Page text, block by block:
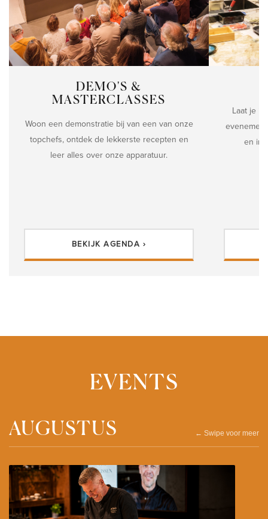
DEMO'S &
MASTERCLASSES
Woon een demonstratie bij van een van onze
topchefs, ontdek de lekkerste recepten en
leer alles over onze apparatuur.
BEKIJK AGENDA ›
Laat je
en
EVENTS
AUGUSTUS ← Swipe voor meer